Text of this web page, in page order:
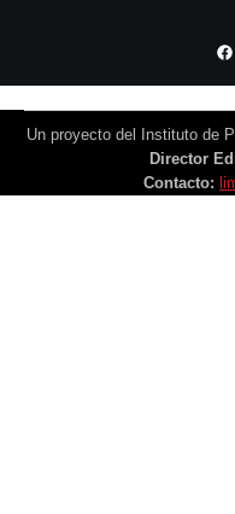
Un proyecto del Instituto de
Director
Contacto: